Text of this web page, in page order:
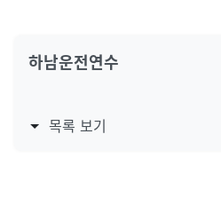
하남운전연수
목록 보기